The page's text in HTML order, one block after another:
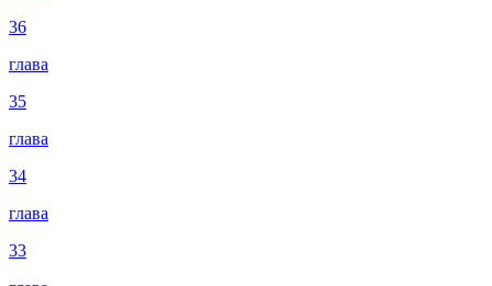
36
глава
35
глава
34
глава
33